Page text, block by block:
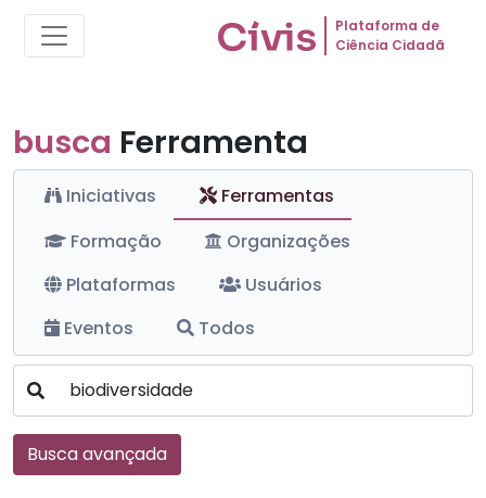
Plataforma de
Ciência Cidadã
busca Ferramenta
Iniciativas
Ferramentas
Formação
Organizações
Plataformas
Usuários
Eventos
Todos
Busca avançada